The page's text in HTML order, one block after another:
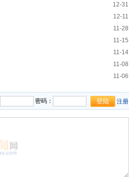
12-31
12-11
11-28
11-15
11-14
11-08
11-06
密码： 注册